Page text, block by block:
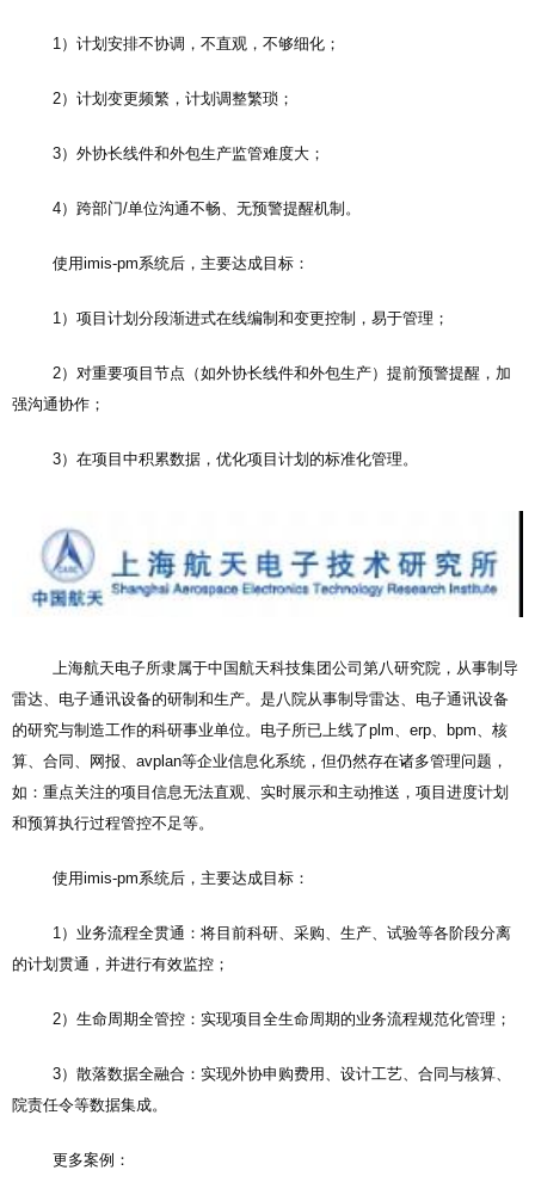
1）计划安排不协调，不直观，不够细化；
2）计划变更频繁，计划调整繁琐；
3）外协长线件和外包生产监管难度大；
4）跨部门/单位沟通不畅、无预警提醒机制。
使用imis-pm系统后，主要达成目标：
1）项目计划分段渐进式在线编制和变更控制，易于管理；
2）对重要项目节点（如外协长线件和外包生产）提前预警提醒，加
强沟通协作；
3）在项目中积累数据，优化项目计划的标准化管理。
上海航天电子所隶属于中国航天科技集团公司第八研究院，从事制导
雷达、电子通讯设备的研制和生产。是八院从事制导雷达、电子通讯设备
的研究与制造工作的科研事业单位。电子所已上线了plm、erp、bpm、核
算、合同、网报、avplan等企业信息化系统，但仍然存在诸多管理问题，
如：重点关注的项目信息无法直观、实时展示和主动推送，项目进度计划
和预算执行过程管控不足等。
使用imis-pm系统后，主要达成目标：
1）业务流程全贯通：将目前科研、采购、生产、试验等各阶段分离
的计划贯通，并进行有效监控；
2）生命周期全管控：实现项目全生命周期的业务流程规范化管理；
3）散落数据全融合：实现外协申购费用、设计工艺、合同与核算、
院责任令等数据集成。
更多案例：